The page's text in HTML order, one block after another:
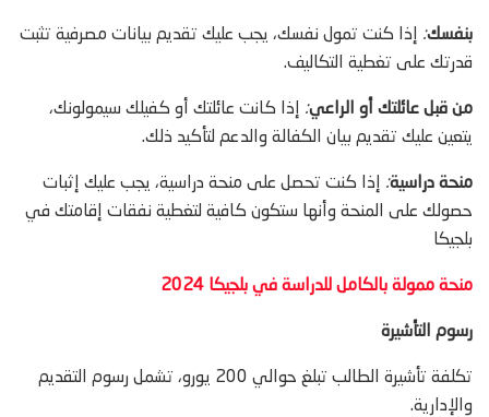
بنفسك: إذا كنت تمول نفسك، يجب عليك تقديم بيانات مصرفية تثبت
قدرتك على تغطية التكاليف.
من قبل عائلتك أو الراعي: إذا كانت عائلتك أو كفيلك سيمولونك،
يتعين عليك تقديم بيان الكفالة والدعم لتأكيد ذلك.
منحة دراسية: إذا كنت تحصل على منحة دراسية، يجب عليك إثبات
حصولك على المنحة وأنها ستكون كافية لتغطية نفقات إقامتك في
بلجيكا
منحة ممولة بالكامل للدراسة في بلجيكا 2024
رسوم التأشيرة
تكلفة تأشيرة الطالب تبلغ حوالي 200 يورو، تشمل رسوم التقديم
والإدارية.